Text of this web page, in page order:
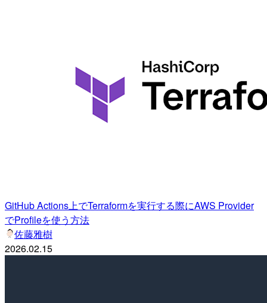
GitHub Actions上でTerraformを実行する際にAWS Provider
でProfileを使う方法
佐藤雅樹
2026.02.15